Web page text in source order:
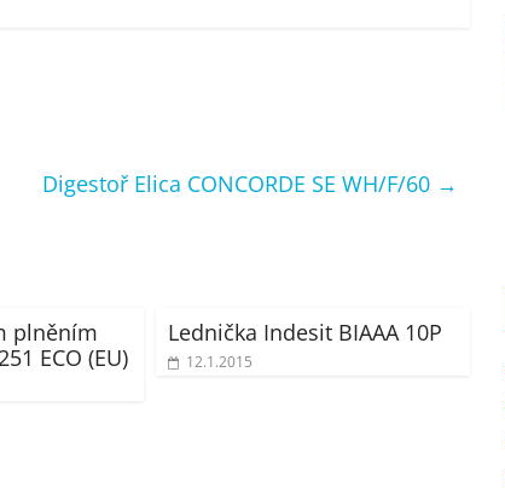
Digestoř Elica CONCORDE SE WH/F/60 →
plněním
ECO (EU)
Lednička Indesit BIAAA 10P
12.1.2015